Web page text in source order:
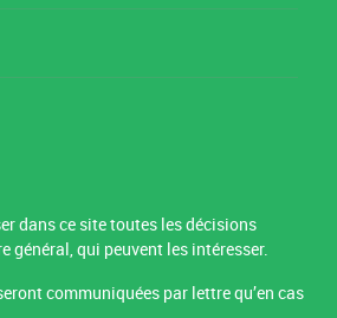
dans ce site toutes les décisions
général, qui peuvent les intéresser.
communiquées par lettre qu’en cas